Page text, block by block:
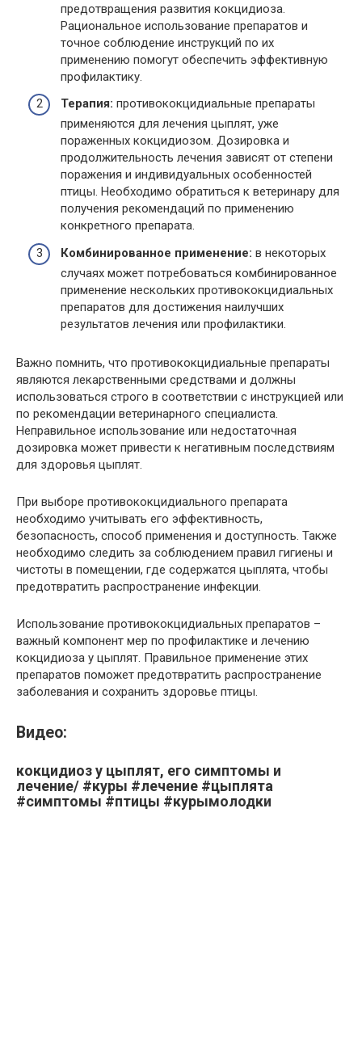
предотвращения развития кокцидиоза.
Рациональное использование препаратов и
точное соблюдение инструкций по их
применению помогут обеспечить эффективную
профилактику.
Терапия: противококцидиальные препараты
применяются для лечения цыплят, уже
пораженных кокцидиозом. Дозировка и
продолжительность лечения зависят от степени
поражения и индивидуальных особенностей
птицы. Необходимо обратиться к ветеринару для
получения рекомендаций по применению
конкретного препарата.
Комбинированное применение: в некоторых
случаях может потребоваться комбинированное
применение нескольких противококцидиальных
препаратов для достижения наилучших
результатов лечения или профилактики.
Важно помнить, что противококцидиальные препараты
являются лекарственными средствами и должны
использоваться строго в соответствии с инструкцией или
по рекомендации ветеринарного специалиста.
Неправильное использование или недостаточная
дозировка может привести к негативным последствиям
для здоровья цыплят.
При выборе противококцидиального препарата
необходимо учитывать его эффективность,
безопасность, способ применения и доступность. Также
необходимо следить за соблюдением правил гигиены и
чистоты в помещении, где содержатся цыплята, чтобы
предотвратить распространение инфекции.
Использование противококцидиальных препаратов –
важный компонент мер по профилактике и лечению
кокцидиоза у цыплят. Правильное применение этих
препаратов поможет предотвратить распространение
заболевания и сохранить здоровье птицы.
Видео:
кокцидиоз у цыплят, его симптомы и
лечение/ #куры #лечение #цыплята
#симптомы #птицы #курымолодки